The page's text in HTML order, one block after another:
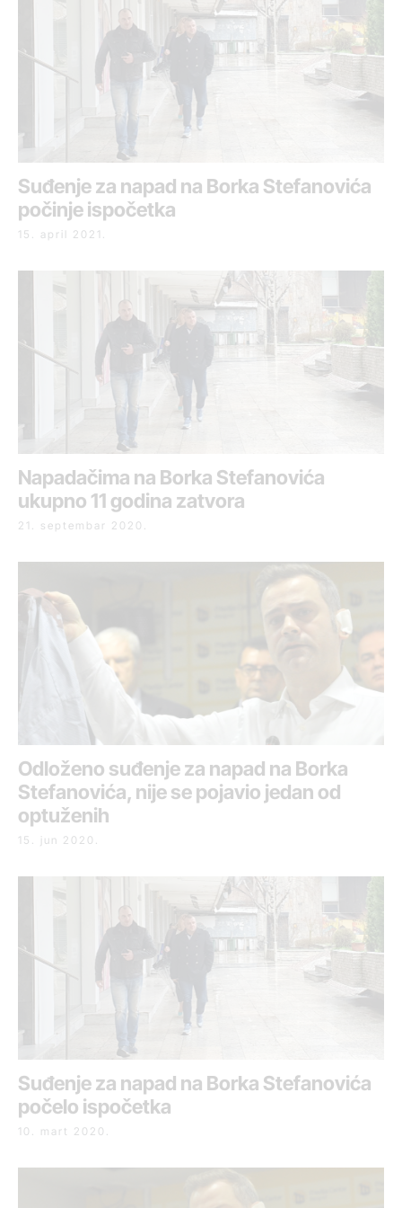
Suđenje za napad na Borka Stefanovića
počinje ispočetka
15. april 2021.
Napadačima na Borka Stefanovića
ukupno 11 godina zatvora
21. septembar 2020.
Odloženo suđenje za napad na Borka
Stefanovića, nije se pojavio jedan od
optuženih
15. jun 2020.
Suđenje za napad na Borka Stefanovića
počelo ispočetka
10. mart 2020.